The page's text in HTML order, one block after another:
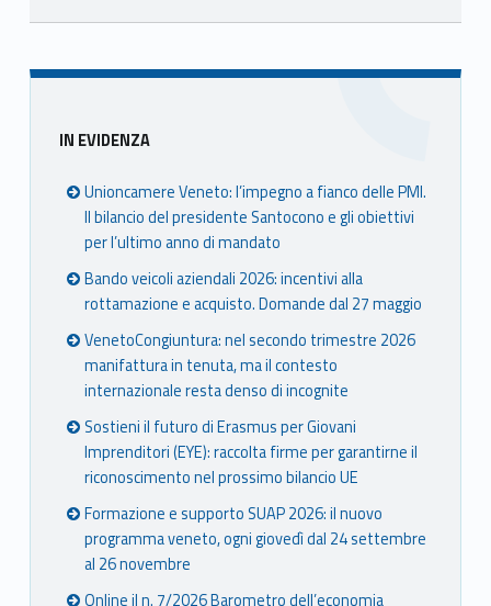
Skip back to main navigation
Sidebar
IN EVIDENZA
Unioncamere Veneto: l’impegno a fianco delle PMI.
Il bilancio del presidente Santocono e gli obiettivi
per l’ultimo anno di mandato
Bando veicoli aziendali 2026: incentivi alla
rottamazione e acquisto. Domande dal 27 maggio
VenetoCongiuntura: nel secondo trimestre 2026
manifattura in tenuta, ma il contesto
internazionale resta denso di incognite
Sostieni il futuro di Erasmus per Giovani
Imprenditori (EYE): raccolta firme per garantirne il
riconoscimento nel prossimo bilancio UE
Formazione e supporto SUAP 2026: il nuovo
programma veneto, ogni giovedì dal 24 settembre
al 26 novembre
Online il n. 7/2026 Barometro dell’economia